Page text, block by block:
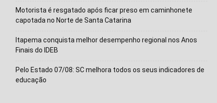
Motorista é resgatado após ficar preso em caminhonete
capotada no Norte de Santa Catarina
Itapema conquista melhor desempenho regional nos Anos
Finais do IDEB
Pelo Estado 07/08: SC melhora todos os seus indicadores de
educação